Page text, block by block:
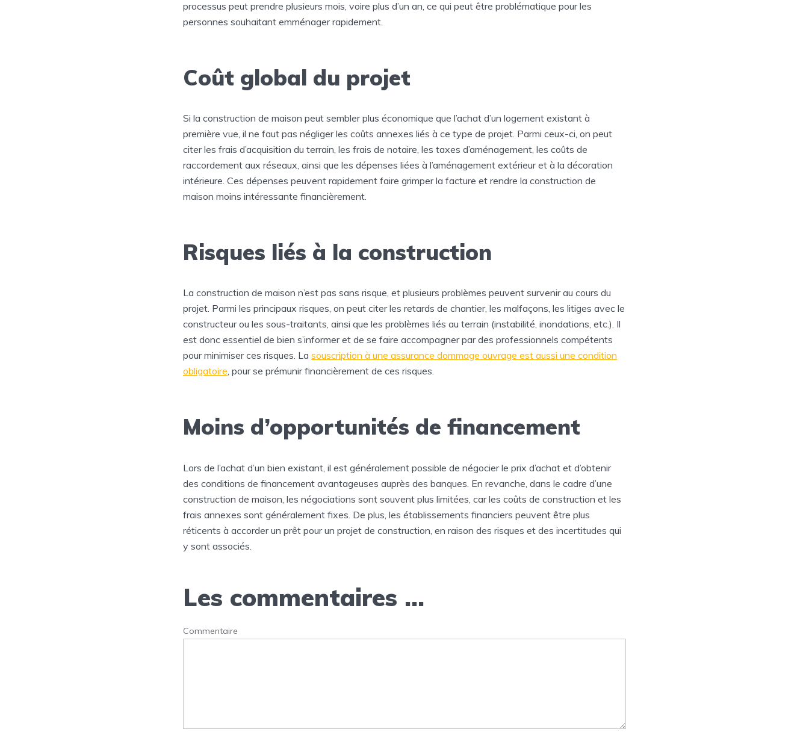
processus peut prendre plusieurs mois, voire plus d’un an, ce qui peut être problématique pour les
personnes souhaitant emménager rapidement.
Coût global du projet
Si la construction de maison peut sembler plus économique que l’achat d’un logement existant à
première vue, il ne faut pas négliger les coûts annexes liés à ce type de projet. Parmi ceux-ci, on peut
citer les frais d’acquisition du terrain, les frais de notaire, les taxes d’aménagement, les coûts de
raccordement aux réseaux, ainsi que les dépenses liées à l’aménagement extérieur et à la décoration
intérieure. Ces dépenses peuvent rapidement faire grimper la facture et rendre la construction de
maison moins intéressante financièrement.
Risques liés à la construction
La construction de maison n’est pas sans risque, et plusieurs problèmes peuvent survenir au cours du
projet. Parmi les principaux risques, on peut citer les retards de chantier, les malfaçons, les litiges avec le
constructeur ou les sous-traitants, ainsi que les problèmes liés au terrain (instabilité, inondations, etc.). Il
est donc essentiel de bien s’informer et de se faire accompagner par des professionnels compétents
pour minimiser ces risques. La souscription à une assurance dommage ouvrage est aussi une condition
obligatoire, pour se prémunir financièrement de ces risques.
Moins d’opportunités de financement
Lors de l’achat d’un bien existant, il est généralement possible de négocier le prix d’achat et d’obtenir
des conditions de financement avantageuses auprès des banques. En revanche, dans le cadre d’une
construction de maison, les négociations sont souvent plus limitées, car les coûts de construction et les
frais annexes sont généralement fixes. De plus, les établissements financiers peuvent être plus
réticents à accorder un prêt pour un projet de construction, en raison des risques et des incertitudes qui
y sont associés.
Les commentaires ...
Commentaire